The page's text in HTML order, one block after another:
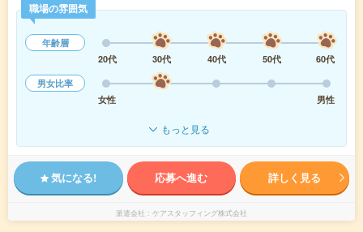
職場の雰囲気
年齢層
20代
30代 40代 50代
60代
男女比率
女性
男性
もっと見る
気になる! 応募へ進む 詳しく見る
派遣会社 ケアスタッフィング株式会社